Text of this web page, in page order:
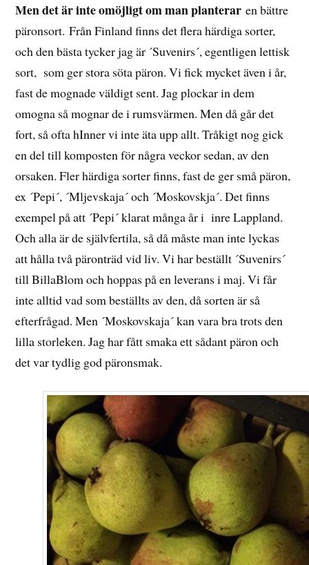
Men det är inte omöjligt om man planteraren bättre
päronsort. Från Finland finns det flera härdiga sorter,
och den bästa tycker jag är ´Suvenirs´, egentligen lettisk
sort, som ger stora söta päron. Vi fick mycket även i år,
fast de mognade väldigt sent. Jag plockar in dem
omogna så mognar de i rumsvärmen. Men då går det
fort, så ofta hInner vi inte äta upp allt. Tråkigt nog gick
en del till komposten för några veckor sedan, av den
orsaken. Fler härdiga sorter finns, fast de ger små päron,
ex ´Pepi´, ´Mljevskaja´ och ´Moskovskja´. Det finns
exempel på att ´Pepi´ klarat många år i inre Lappland.
Och alla är de självfertila, så då måste man inte lyckas
att hålla två päronträd vid liv. Vi har beställt ´Suvenirs´
till BillaBlom och hoppas på en leverans i maj. Vi får
inte alltid vad som beställts av den, då sorten är så
efterfrågad. Men ´Moskovskaja´ kan vara bra trots den
lilla storleken. Jag har fått smaka ett sådant päron och
det var tydlig god päronsmak.